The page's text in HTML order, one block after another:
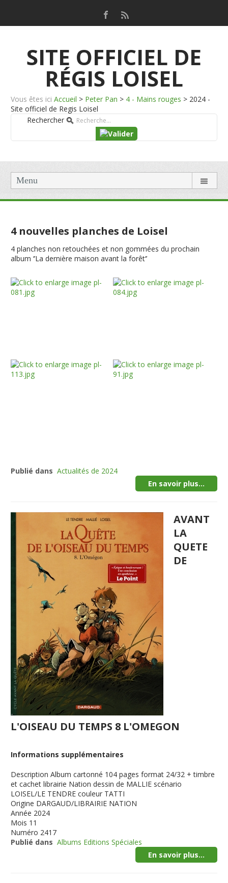
SITE OFFICIEL DE
RÉGIS LOISEL
Vous êtes ici Accueil > Peter Pan > 4 - Mains rouges > 2024 -
Site officiel de Regis Loisel
Rechercher
Menu
4 nouvelles planches de Loisel
4 planches non retouchées et non gommées du prochain
album ‘’La dernière maison avant la forêt‘’
Publié dans Actualités de 2024
En savoir plus...
AVANT
LA
QUETE
DE
L'OISEAU DU TEMPS 8 L'OMEGON
Informations supplémentaires
Description Album cartonné 104 pages format 24/32 + timbre
et cachet librairie Nation dessin de MALLIE scénario
LOISEL/LE TENDRE couleur TATTI
Origine DARGAUD/LIBRAIRIE NATION
Année 2024
Mois 11
Numéro 2417
Publié dans Albums Editions Spéciales
En savoir plus...